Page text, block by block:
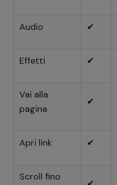
Audio ✔
Effetti ✔
Vai alla
pagina
✔
Apri link ✔
Scroll fino